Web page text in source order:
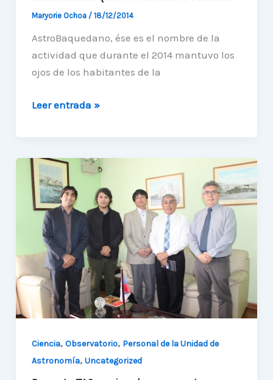
Maryorie Ochoa / 18/12/2014
AstroBaquedano, ése es el nombre de la
actividad que durante el 2014 mantuvo los
ojos de los habitantes de la
«AstroBaquedano»
astronómica
que
revolucionó
la
comuna
Leer entrada »
Ciencia, Observatorio, Personal de la Unidad de
Astronomía, Uncategorized